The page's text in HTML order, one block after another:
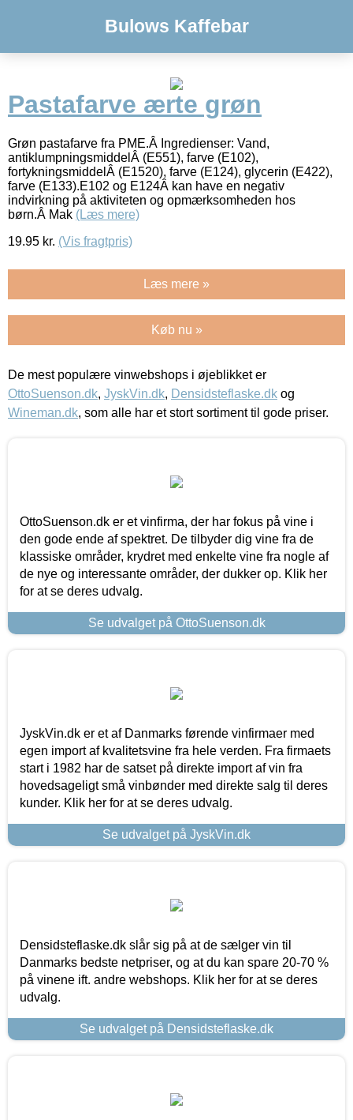
Bulows Kaffebar
Pastafarve ærte grøn
Grøn pastafarve fra PME.Â Ingredienser: Vand,
antiklumpningsmiddelÂ (E551), farve (E102),
fortykningsmiddelÂ (E1520), farve (E124), glycerin (E422),
farve (E133).E102 og E124Â kan have en negativ
indvirkning på aktiviteten og opmærksomheden hos
børn.Â Mak (Læs mere)
19.95 kr. (Vis fragtpris)
Læs mere »
Køb nu »
De mest populære vinwebshops i øjeblikket er
OttoSuenson.dk, JyskVin.dk, Densidsteflaske.dk og
Wineman.dk, som alle har et stort sortiment til gode priser.
OttoSuenson.dk er et vinfirma, der har fokus på vine i
den gode ende af spektret. De tilbyder dig vine fra de
klassiske områder, krydret med enkelte vine fra nogle af
de nye og interessante områder, der dukker op. Klik her
for at se deres udvalg.
Se udvalget på OttoSuenson.dk
JyskVin.dk er et af Danmarks førende vinfirmaer med
egen import af kvalitetsvine fra hele verden. Fra firmaets
start i 1982 har de satset på direkte import af vin fra
hovedsageligt små vinbønder med direkte salg til deres
kunder. Klik her for at se deres udvalg.
Se udvalget på JyskVin.dk
Densidsteflaske.dk slår sig på at de sælger vin til
Danmarks bedste netpriser, og at du kan spare 20-70 %
på vinene ift. andre webshops. Klik her for at se deres
udvalg.
Se udvalget på Densidsteflaske.dk